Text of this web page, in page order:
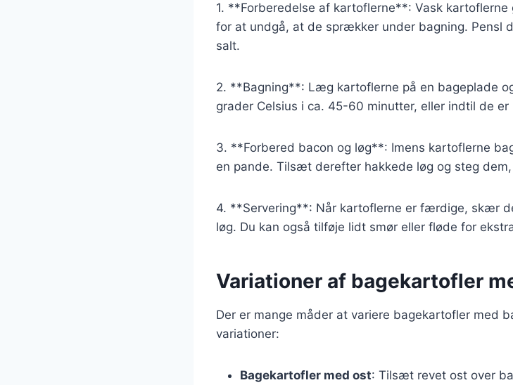
1. **Forberedelse af kartoflerne**: Vask
for at undgå, at de sprækker under bagning. Pensl
salt.
2. **Bagning**: Læg kartoflerne på en bageplade
grader Celsius i ca. 45-60 minutter, eller indtil de er
3. **Forbered bacon og løg**: Imens kartoflerne
en pande. Tilsæt derefter hakkede løg og steg
4. **Servering**: Når kartoflerne er færdige, skær
løg. Du kan også tilføje lidt smør eller fløde for
Variationer af bagekartofler
Der er mange måder at variere bagekartofler med
variationer:
Bagekartofler med ost: Tilsæt revet ost over